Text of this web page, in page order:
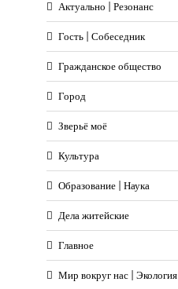
Актуально | Резонанс
Гость | Собеседник
Гражданское общество
Город
Зверьё моё
Культура
Образование | Наука
Дела житейские
Главное
Мир вокруг нас | Экология